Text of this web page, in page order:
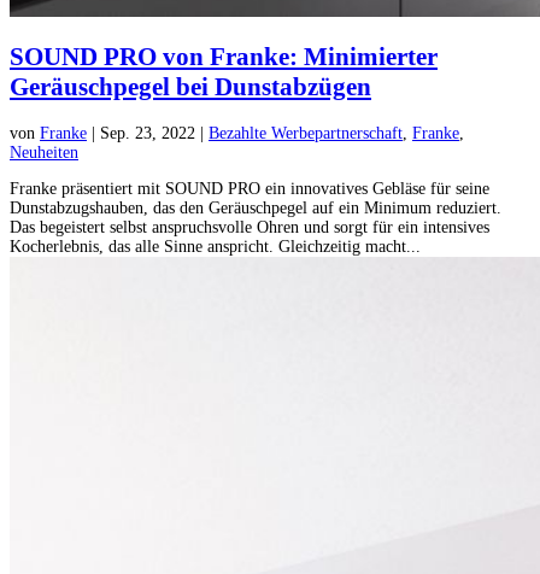
SOUND PRO von Franke: Minimierter
Geräuschpegel bei Dunstabzügen
von Franke | Sep. 23, 2022 | Bezahlte Werbepartnerschaft Franke
Neuheiten
Franke präsentiert mit SOUND PRO ein innovatives Gebläse für seine
Dunstabzugshauben, das den Geräuschpegel auf ein Minimum reduziert.
Das begeistert selbst anspruchsvolle Ohren und sorgt für ein intensives
Kocherlebnis, das alle Sinne anspricht. Gleichzeitig macht...